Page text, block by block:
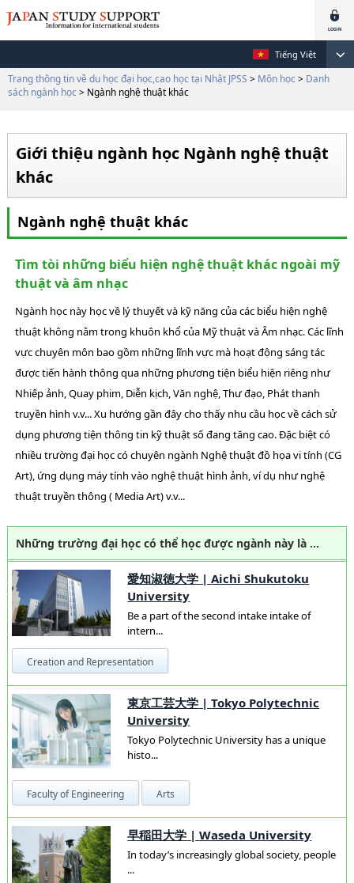
Tiếng Việt
Trang thông tin về du học đại học,cao học tại Nhật JPSS > Môn học > Danh
sách ngành học > Ngành nghệ thuật khác
Giới thiệu ngành học Ngành nghệ thuật
khác
Ngành nghệ thuật khác
Tìm tòi những biểu hiện nghệ thuật khác ngoài mỹ
thuật và âm nhạc
Ngành học này học về lý thuyết và kỹ năng của các biểu hiện nghệ
thuật không nằm trong khuôn khổ của Mỹ thuật và Âm nhạc. Các lĩnh
vực chuyên môn bao gồm những lĩnh vực mà hoạt động sáng tác
được tiến hành thông qua những phương tiện biểu hiện riêng như
Nhiếp ảnh, Quay phim, Diễn kịch, Văn nghệ, Thư đạo, Phát thanh
truyền hình v.v... Xu hướng gần đây cho thấy nhu cầu học về cách sử
dụng phương tiện thông tin kỹ thuật số đang tăng cao. Đặc biệt có
nhiều trường đại học có chuyên ngành Nghệ thuật đồ họa vi tính (CG
Art), ứng dụng máy tính vào nghệ thuật hình ảnh, ví dụ như nghệ
thuật truyền thông ( Media Art) v.v...
Những trường đại học có thể học được ngành này là …
愛知淑徳大学 |Aichi Shukutoku
University
Be a part of the second intake intake of
intern...
Creation and Representation
東京工芸大学 |Tokyo Polytechnic
University
Tokyo Polytechnic University has a unique
histo...
Faculty of Engineering Arts
早稲田大学 |Waseda University
In today’s increasingly global society, people
...